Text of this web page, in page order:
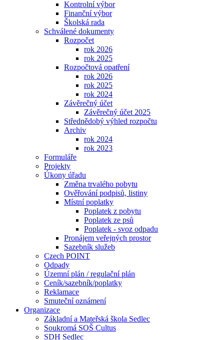
Kontrolní výbor
Finanční výbor
Školská rada
Schválené dokumenty
Rozpočet
rok 2026
rok 2025
Rozpočtová opatření
rok 2026
rok 2025
rok 2024
Závěrečný účet
Závěrečný účet 2025
Střednědobý výhled rozpočtu
Archiv
rok 2024
rok 2023
Formuláře
Projekty
Úkony úřadu
Změna trvalého pobytu
Ověřování podpisů, listiny
Místní poplatky
Poplatek z pobytu
Poplatek ze psů
Poplatek - svoz odpadu
Pronájem veřejných prostor
Sazebník služeb
Czech POINT
Odpady
Územní plán / regulační plán
Ceník/sazebník/poplatky
Reklamace
Smuteční oznámení
Organizace
Základní a Mateřská škola Sedlec
Soukromá SOŠ Cultus
SDH Sedlec